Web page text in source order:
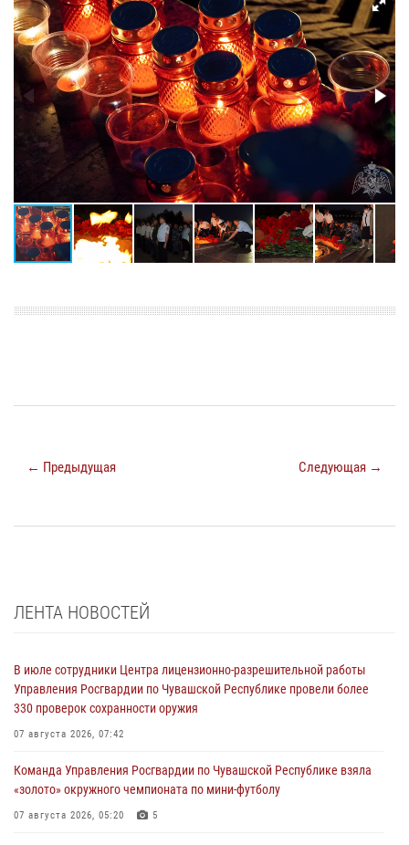
← Предыдущая Следующая →
ЛЕНТА НОВОСТЕЙ
В июле сотрудники Центра лицензионно-разрешительной работы
Управления Росгвардии по Чувашской Республике провели более
330 проверок сохранности оружия
07 августа 2026, 07:42
Команда Управления Росгвардии по Чувашской Республике взяла
«золото» окружного чемпионата по мини-футболу
07 августа 2026, 05:20 5